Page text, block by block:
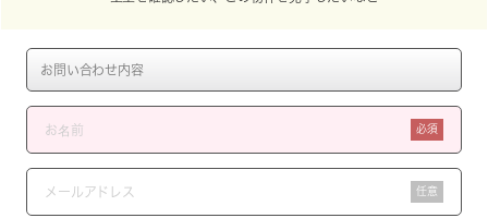
必須
任意